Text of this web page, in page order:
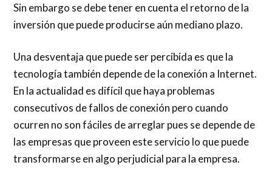
Sin embargo se debe tener en cuenta el retorno de la
inversión que puede producirse aún mediano plazo.
Una desventaja que puede ser percibida es que la
tecnología también depende de la conexión a Internet.
En la actualidad es difícil que haya problemas
consecutivos de fallos de conexión pero cuando
ocurren no son fáciles de arreglar pues se depende de
las empresas que proveen este servicio lo que puede
transformarse en algo perjudicial para la empresa.